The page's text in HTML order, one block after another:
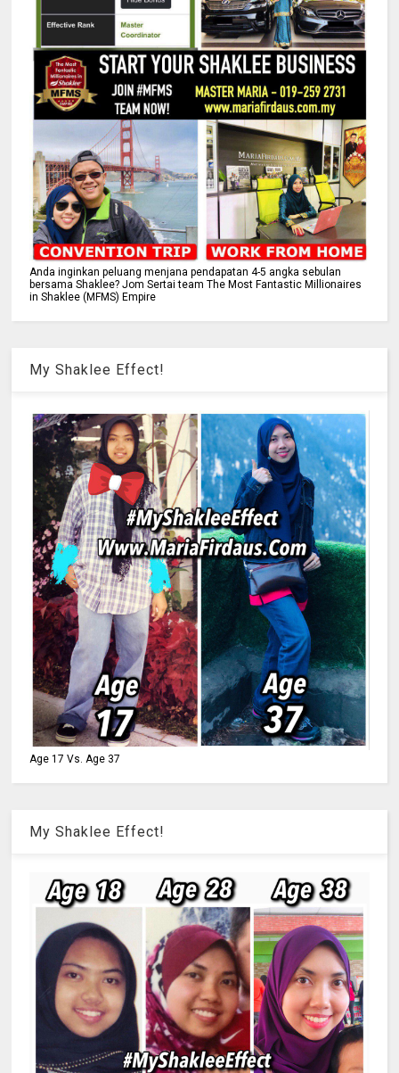
Anda inginkan peluang menjana pendapatan 4-5 angka sebulan
bersama Shaklee? Jom Sertai team The Most Fantastic Millionaires
in Shaklee (MFMS) Empire
My Shaklee Effect!
Age 17 Vs. Age 37
My Shaklee Effect!